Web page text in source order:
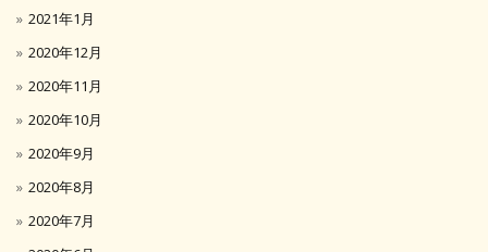
2021年1月
2020年12月
2020年11月
2020年10月
2020年9月
2020年8月
2020年7月